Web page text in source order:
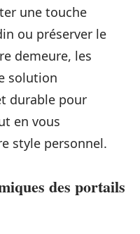
une touche
ou préserver le
demeure, les
solution
durable pour
en vous
style personnel.
des portails